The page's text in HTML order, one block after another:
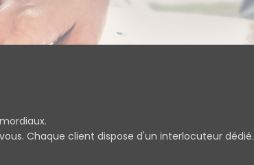
Chaque client dispose d'un interlocuteur dédié.